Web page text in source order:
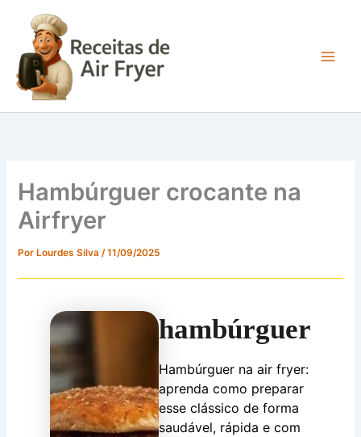
conteúdo
Hambúrguer crocante na
Airfryer
Por Lourdes Silva/11/09/2025
hambúrguer
Hambúrguer na air fryer:
aprenda como preparar
esse clássico de forma
saudável, rápida e com